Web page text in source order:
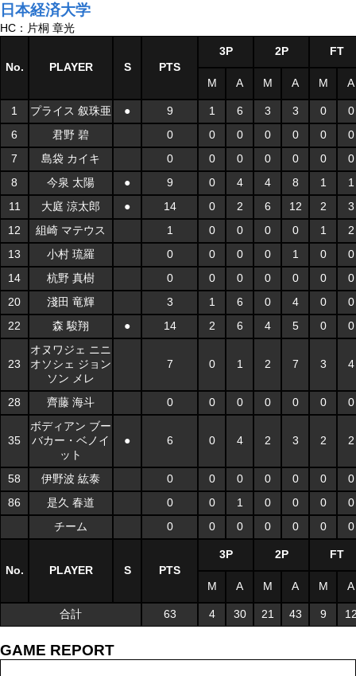
日本経済大学
HC：片桐 章光
No. PLAYER S PTS
3P 2P FT
M A M A M A
1 プライス 叙珠亜 ● 9 1 6 3 3 0
0
6
君野 碧 0 0 0 0 0 0
0
7
島袋 カイキ 0 0 0 0 0 0
0
8
今泉 太陽 ● 9 0 4 4 8 1
1
11
大庭 涼太郎 ● 14 0 2 6 12 2
3
12
組崎 マテウス 1 0 0 0 0 1
2
13
小村 琉羅 0 0 0 0 1 0
0
14
杭野 真樹 0 0 0 0 0 0
0
20
淺田 竜輝 3 1 6 0 4 0
0
22
森 駿翔 ● 14 2 6 4 5 0 0
23
オヌワジェ ニニ
オソシェ ジョン
ソン メレ
7 0 1 2 7 3 4
28 齊藤 海斗 0 0 0 0 0 0 0
35
ボディアン ブー
バカー・ベノイ
ット
● 6 0 4 2 3 2 2
58 伊野波 紘泰 0 0 0 0 0 0
0
86
是久 春道 0 0 1 0 0 0
0
チーム
0 0 0 0 0 0 0
No. PLAYER S PTS
3P 2P FT
M A M A M A
合計 63 4 30 21 43 9
GAME REPORT